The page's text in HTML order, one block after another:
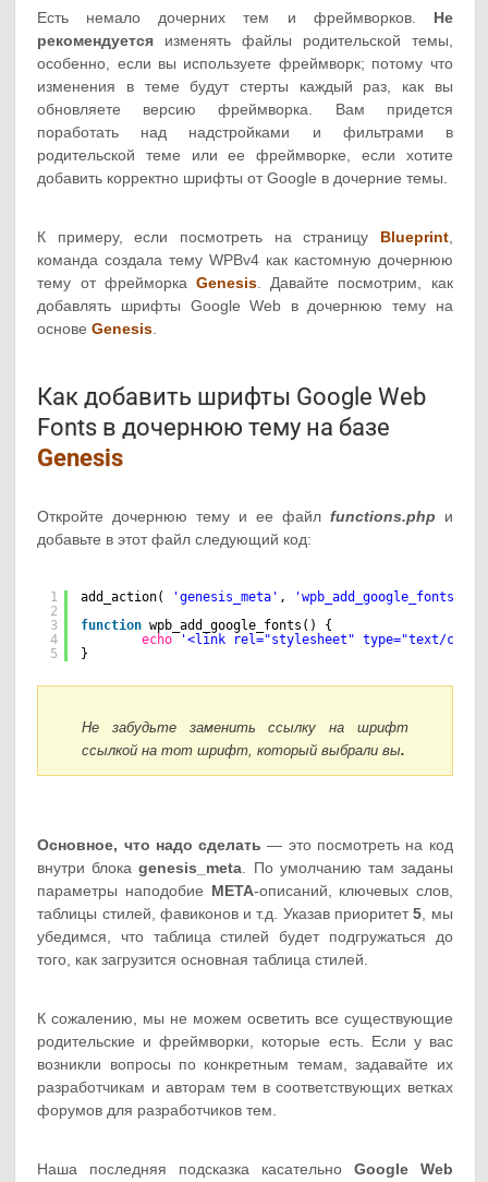
Есть немало дочерних тем и фреймворков. Не
рекомендуется изменять файлы родительской темы,
особенно, если вы используете фреймворк; потому что
изменения в теме будут стерты каждый раз, как вы
обновляете версию фреймворка. Вам придется
поработать над надстройками и фильтрами в
родительской теме или ее фреймворке, если хотите
добавить корректно шрифты от Google в дочерние темы.
К примеру, если посмотреть на страницу Blueprint,
команда создала тему WPBv4 как кастомную дочернюю
тему от фрейморка Genesis . Давайте посмотрим, как
добавлять шрифты Google Web в дочернюю тему на
основеGenesis
Как добавить шрифты Google Web
Fonts в дочернюю тему на базе
Genesis
Откройте дочернюю тему и ее файл functions.php и
добавьте в этот файл следующий код:
1
2
3
4
5
add_action( 'genesis_meta' , 'wpb_add_google_fonts'
function wpb_add_google_fonts() {
echo
'<link rel="stylesheet" type="text/css"
}
Не забудьте заменить ссылку на шрифт
ссылкой на тот шрифт, который выбрали вы.
Основное, что надо сделать — это посмотреть на код
внутри блокаgenesis_meta . По умолчанию там заданы
параметры наподобие META-описаний, ключевых слов,
таблицы стилей, фавиконов и т.д. Указав приоритет5 , мы
убедимся, что таблица стилей будет подгружаться до
того, как загрузится основная таблица стилей.
К сожалению, мы не можем осветить все существующие
родительские и фреймворки, которые есть. Если у вас
возникли вопросы по конкретным темам, задавайте их
разработчикам и авторам тем в соответствующих ветках
форумов для разработчиков тем.
Наша последняя подсказка касательно Google Web